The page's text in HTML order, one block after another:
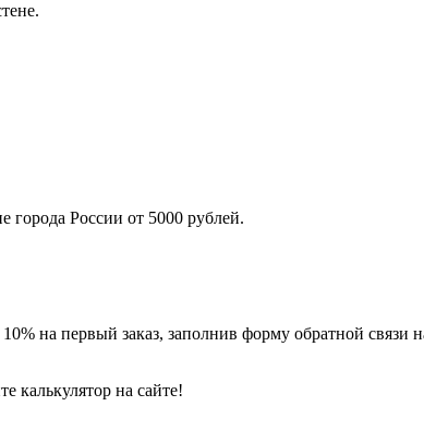
города России от 5000 рублей.
на первый заказ, заполнив форму обратной связи
калькулятор на сайте!